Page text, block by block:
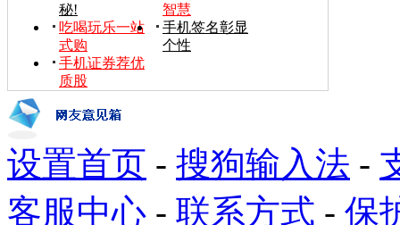
秘!
智慧
吃喝玩乐一站
式购
手机签名彰显
个性
手机证券荐优
质股
设置首页 - 搜狗输入法 -
客服中心 - 联系方式 - 保